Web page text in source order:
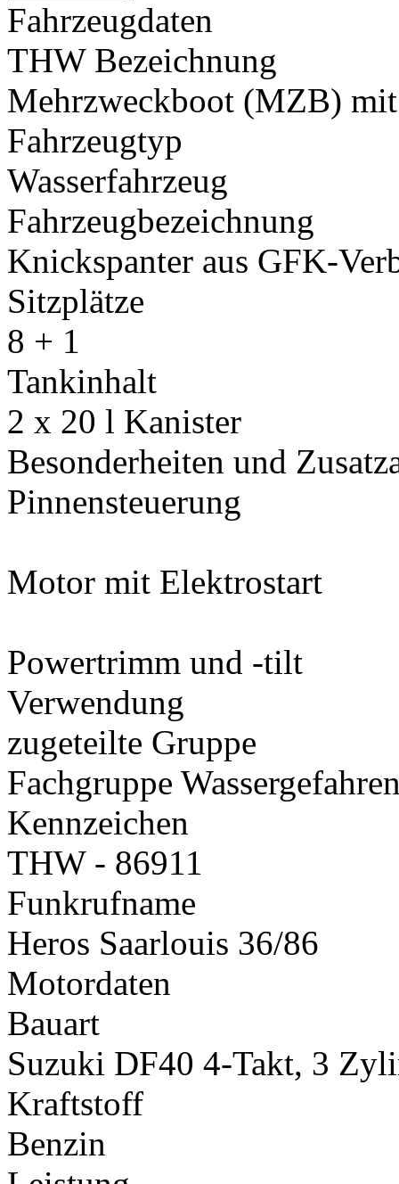
Fahrzeugdaten
THW Bezeichnung
Mehrzweckboot (MZB)
Fahrzeugtyp
Wasserfahrzeug
Fahrzeugbezeichnung
Knickspanter aus GFK-
Sitzplätze
8 + 1
Tankinhalt
2 x 20 l Kanister
Besonderheiten und
Pinnensteuerung
Motor mit Elektrostart
Powertrimm und -tilt
Verwendung
zugeteilte Gruppe
Fachgruppe
Kennzeichen
THW - 86911
Funkrufname
Heros Saarlouis 36/86
Motordaten
Bauart
Suzuki DF40 4-Takt, 3
Kraftstoff
Benzin